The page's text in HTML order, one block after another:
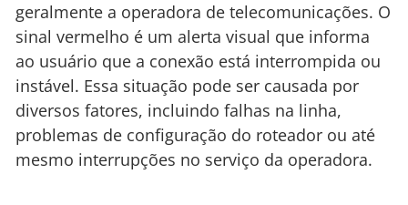
geralmente a operadora de telecomunicações. O
sinal vermelho é um alerta visual que informa
ao usuário que a conexão está interrompida ou
instável. Essa situação pode ser causada por
diversos fatores, incluindo falhas na linha,
problemas de configuração do roteador ou até
mesmo interrupções no serviço da operadora.